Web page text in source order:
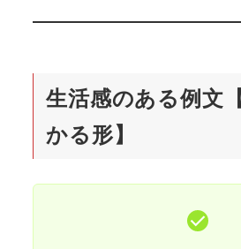
生活感のある例文
かる形】